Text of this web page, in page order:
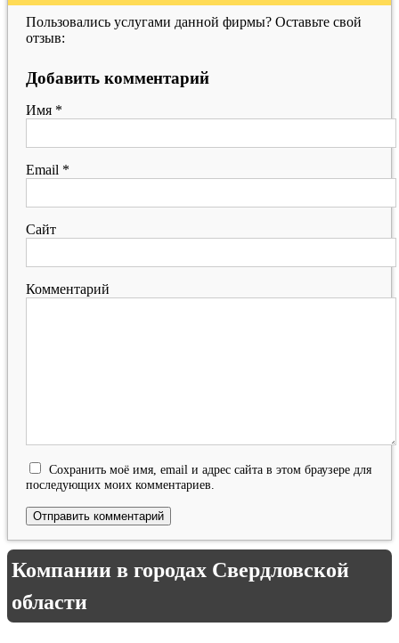
Пользовались услугами данной фирмы? Оставьте свой
отзыв:
Добавить комментарий
Имя *
Email *
Сайт
Комментарий
Сохранить моё имя, email и адрес сайта в этом браузере для
последующих моих комментариев.
Компании в городах Свердловской
области